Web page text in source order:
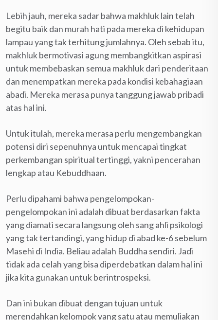
Lebih jauh, mereka sadar bahwa makhluk lain telah
begitu baik dan murah hati pada mereka di kehidupan
lampau yang tak terhitung jumlahnya. Oleh sebab itu,
makhluk bermotivasi agung membangkitkan aspirasi
untuk membebaskan semua makhluk dari penderitaan
dan menempatkan mereka pada kondisi kebahagiaan
abadi. Mereka merasa punya tanggung jawab pribadi
atas hal ini.
Untuk itulah, mereka merasa perlu mengembangkan
potensi diri sepenuhnya untuk mencapai tingkat
perkembangan spiritual tertinggi, yakni pencerahan
lengkap atau Kebuddhaan.
Perlu dipahami bahwa pengelompokan-
pengelompokan ini adalah dibuat berdasarkan fakta
yang diamati secara langsung oleh sang ahli psikologi
yang tak tertandingi, yang hidup di abad ke-6 sebelum
Masehi di India. Beliau adalah Buddha sendiri. Jadi
tidak ada celah yang bisa diperdebatkan dalam hal ini
jika kita gunakan untuk berintrospeksi.
Dan ini bukan dibuat dengan tujuan untuk
merendahkan kelompok yang satu atau memuliakan